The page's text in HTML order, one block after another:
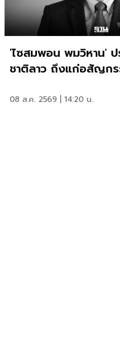
'ไซสมพอน พมวิหาน' ป
ชาติลาว ถึงแก่อสัญก
08 ส.ค. 2569 | 14:20 น.